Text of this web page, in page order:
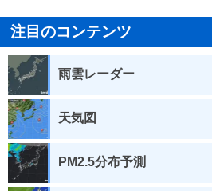
注目のコンテンツ
雨雲レーダー
天気図
PM2.5分布予測